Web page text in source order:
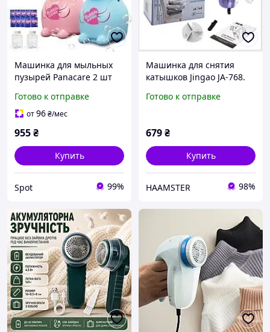
Машинка для мыльных
пузырей Panacare 2 шт
кролика 8000 пузырей в
минуту розовая голубая
Готово к отправке
от96₴/мес
955₴
Купить
Spot 99%
Машинка для снятия
катышков Jingao JA-768.
катышков на одежде с
Готово к отправке
679₴
Купить
HAAMSTER 98%